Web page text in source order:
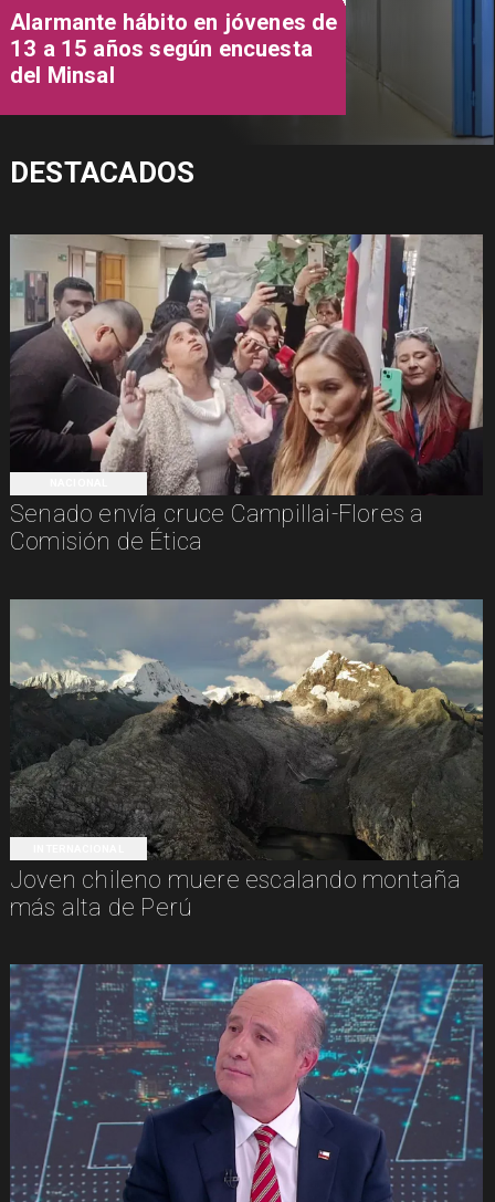
Senado envía cruce Campillai-Flores a
Comisión de Ética
Joven chileno muere escalando montaña
más alta de Perú
Alarmante hábito en jóvenes de
13 a 15 años según encuesta
del Minsal
DESTACADOS